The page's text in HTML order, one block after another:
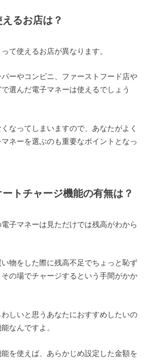
るお店は？
て使えるお店が異なります。
ーやコンビニ、ファーストフード店や
選んだ電子マネーは使えるでしょう
なってしまいますので、あなたがよく
ネーを選ぶのも重要なポイントとなっ
トチャージ機能の有無は？
子マネーは見ただけでは残高がわから
物をした際に残高不足でちょっと恥ず
の場でチャージするという手間がかか
しいと思うあなたにおすすめしたいの
なんですよ。
を使えば、あらかじめ設定した金額を